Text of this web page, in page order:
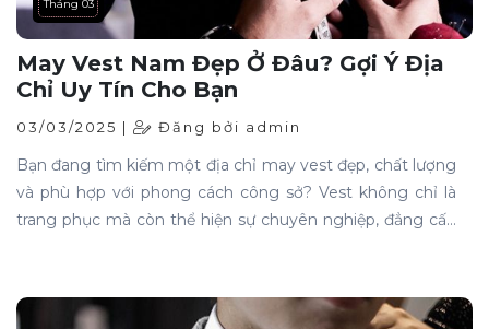
Tháng 03
May Vest Nam Đẹp Ở Đâu? Gợi Ý Địa
Chỉ Uy Tín Cho Bạn
03/03/2025 | Đăng bởi admin
Bạn đang tìm kiếm một địa chỉ may vest đẹp, chất lượng
và phù hợp với phong cách công sở? Vest không chỉ là
trang phục mà còn thể hiện sự chuyên nghiệp, đẳng cấp